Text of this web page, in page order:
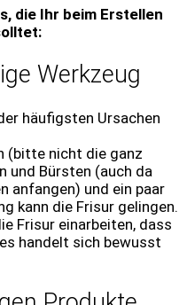
die Ihr beim Erstellen
Werkzeug
häufigsten Ursachen
(bitte nicht die ganz
und Bürsten (auch da
anfangen) und ein paar
kann die Frisur gelingen.
Frisur einarbeiten, dass
handelt sich bewusst